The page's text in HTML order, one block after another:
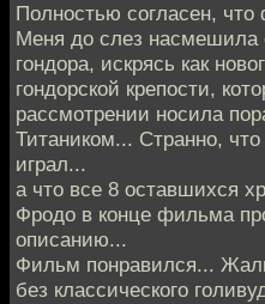
Полностью согласен,
Меня до слез насмешила
гондора, искрясь как
гондорской крепости,
рассмотрении носила
Титаником... Странно,
играл...
а что все 8 оставшихся
Фродо в конце фильма
описанию...
Фильм понравился...
без классического